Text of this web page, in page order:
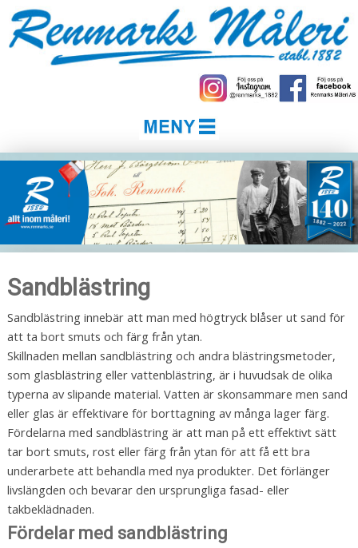
Sandblästring
Sandblästring innebär att man med högtryck blåser ut sand för
att ta bort smuts och färg från ytan.
Skillnaden mellan sandblästring och andra blästringsmetoder,
som glasblästring eller vattenblästring, är i huvudsak de olika
typerna av slipande material. Vatten är skonsammare men sand
eller glas är effektivare för borttagning av många lager färg.
Fördelarna med sandblästring är att man på ett effektivt sätt
tar bort smuts, rost eller färg från ytan för att få ett bra
underarbete att behandla med nya produkter. Det förlänger
livslängden och bevarar den ursprungliga fasad- eller
takbeklädnaden.
Fördelar med sandblästring